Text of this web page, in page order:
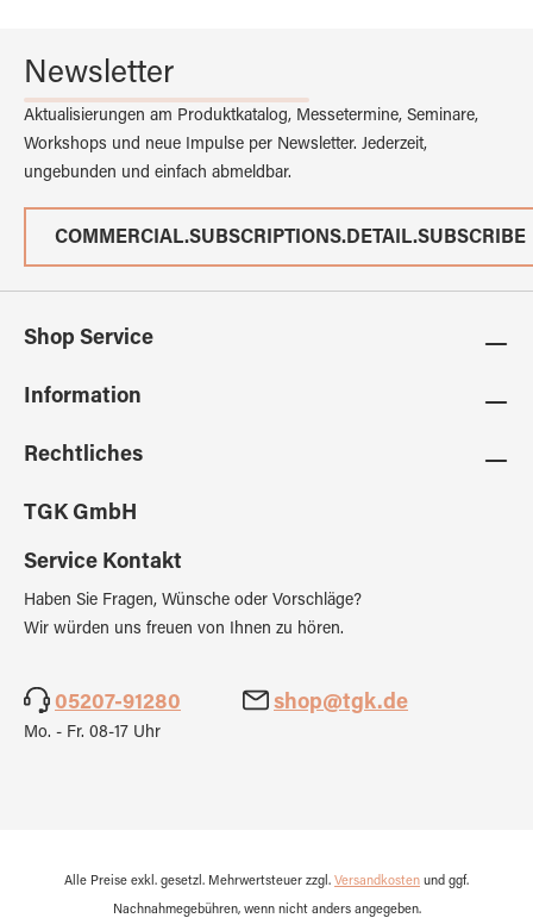
Newsletter
Aktualisierungen am Produktkatalog, Messetermine, Seminare,
Workshops und neue Impulse per Newsletter. Jederzeit,
ungebunden und einfach abmeldbar.
COMMERCIAL.SUBSCRIPTIONS.DETAIL.SUBSCRIBE
Shop Service
Information
Rechtliches
TGK GmbH
Service Kontakt
Haben Sie Fragen, Wünsche oder Vorschläge?
Wir würden uns freuen von Ihnen zu hören.
05207-91280 shop@tgk.de
Mo. - Fr. 08-17 Uhr
Alle Preise exkl. gesetzl. Mehrwertsteuer zzgl. Versandkosten und ggf.
Nachnahmegebühren, wenn nicht anders angegeben.